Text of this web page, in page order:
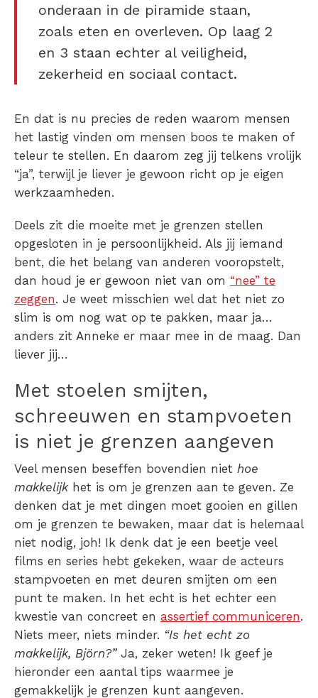
onderaan in de piramide staan,
zoals eten en overleven. Op laag 2
en 3 staan echter al veiligheid,
zekerheid en sociaal contact.
En dat is nu precies de reden waarom mensen
het lastig vinden om mensen boos te maken of
teleur te stellen. En daarom zeg jij telkens vrolijk
“ja”, terwijl je liever je gewoon richt op je eigen
werkzaamheden.
Deels zit die moeite met je grenzen stellen
opgesloten in je persoonlijkheid. Als jij iemand
bent, die het belang van anderen vooropstelt,
dan houd je er gewoon niet van om “nee” te
zeggen. Je weet misschien wel dat het niet zo
slim is om nog wat op te pakken, maar ja…
anders zit Anneke er maar mee in de maag. Dan
liever jij…
Met stoelen smijten,
schreeuwen en stampvoeten
is niet je grenzen aangeven
Veel mensen beseffen bovendien niet hoe
makkelijkhet is om je grenzen aan te geven. Ze
denken dat je met dingen moet gooien en gillen
om je grenzen te bewaken, maar dat is helemaal
niet nodig, joh! Ik denk dat je een beetje veel
films en series hebt gekeken, waar de acteurs
stampvoeten en met deuren smijten om een
punt te maken. In het echt is het echter een
kwestie van concreet en assertief communiceren.
Niets meer, niets minder. “Is het echt zo
makkelijk, Björn?”Ja, zeker weten! Ik geef je
hieronder een aantal tips waarmee je
gemakkelijk je grenzen kunt aangeven.